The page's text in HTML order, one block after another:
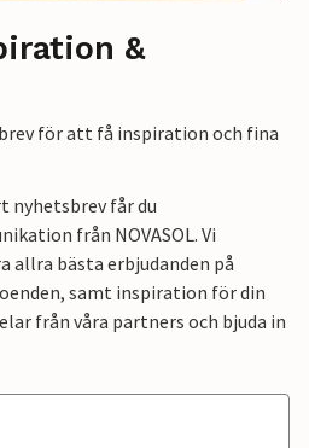
&
för att få inspiration och fina
nyhetsbrev får du
från NOVASOL. Vi
allra bästa erbjudanden på
samt inspiration för din
från våra partners och bjuda in